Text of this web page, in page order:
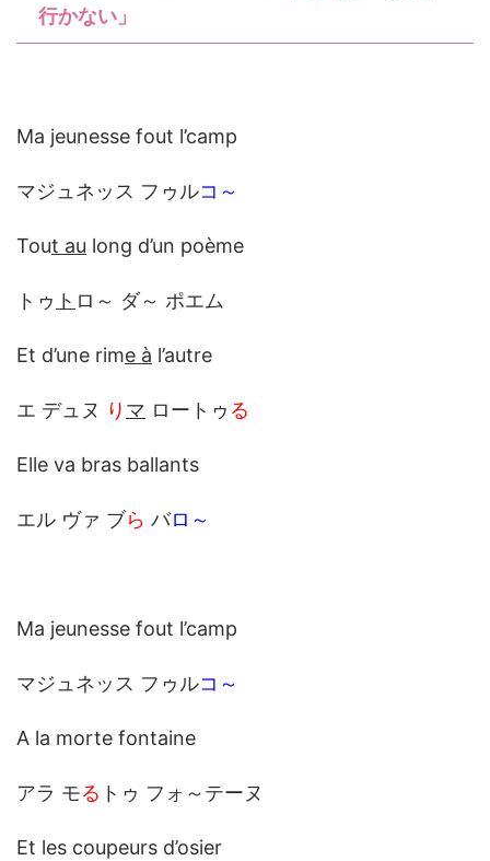
行かない」
Ma jeunesse fout l’camp
マジュネッス フゥルコ～
Tout au long d’un poème
トゥ ト ロ～ ダ～ ポエム
Et d’une rime à l’autre
エ デュヌ り マ ロートゥ る
Elle va bras ballants
エル ヴァ ブら バロ～
Ma jeunesse fout l’camp
マジュネッス フゥルコ～
A la morte fontaine
アラ モる トゥ フォ～テーヌ
Et les coupeurs d’osier